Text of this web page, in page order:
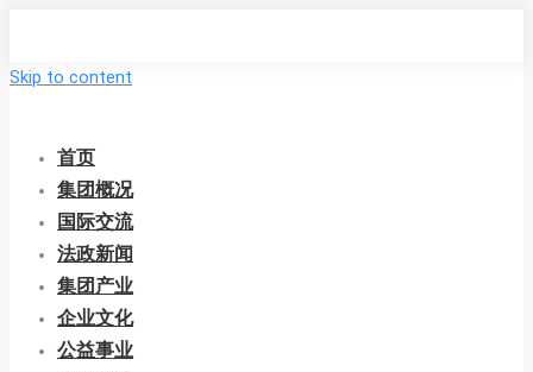
Skip to content
首页
集团概况
国际交流
法政新闻
集团产业
企业文化
公益事业